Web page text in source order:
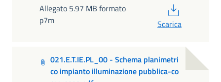
Allegato 5.97 MB formato
p7m
Scarica
021.E.T.IE.PL_00 - Schema planimetri
co impianto illuminazione pubblica-co